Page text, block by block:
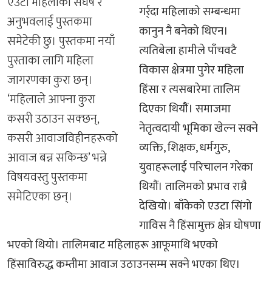
अनुभवलाई पुस्तकमा
समेटेकी छु। पुस्तकमा नयाँ
पुस्ताका लागि महिला
जागरणका कुरा छन्।
‘महिलाले आफ्ना कुरा
कसरी उठाउन सक्छन्,
कसरी आवाजविहीनहरूको
आवाज बन्न सकिन्छ’ भन्ने
विषयवस्तु पुस्तकमा
समेटिएका छन्।
गर्र्दा महिलाको सम्बन्धमा
कानुन नै बनेको थिएन।
त्यतिबेला हामीले पाँचवटै
विकास क्षेत्रमा पुगेर महिला
हिंसा र त्यसबारेमा तालिम
दिएका थियौैं। समाजमा
नेतृत्वदायी भूमिका खेल्न सक्ने
व्यक्ति, शिक्षक, धर्मगुरु,
युवाहरूलाई परिचालन गरेका
थियौं। तालिमको प्रभाव राम्रै
देखियो। बाँकेको एउटा सिंगो
गाविस नै हिंसामुक्त क्षेत्र घोषणा
भएको थियो। तालिमबाट महिलाहरू आफूमाथि भएको
हिंसाविरुद्ध कम्तीमा आवाज उठाउनसम्म सक्ने भएका थिए।